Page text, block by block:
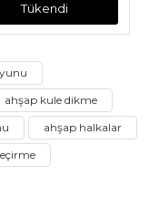
Tükendi
ahşap kule dikme
ahşap halkalar